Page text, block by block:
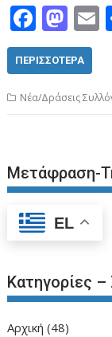
F
ac
e
b
o
k
M
as
to
d
o
l
ΠΕΡΙΣΣΌΤΕΡΑ
Νέα/Δράσεις
Μετάφραση-
EL
Κατηγορίες
Aρχική (48)